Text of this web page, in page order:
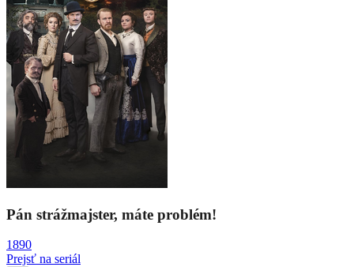
Pán strážmajster, máte problém!
1890
Prejsť na seriál